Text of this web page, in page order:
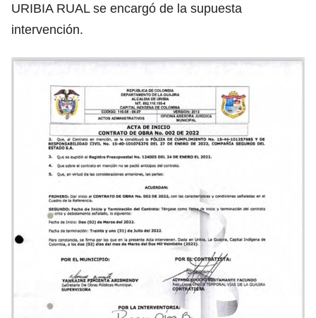
URIBIA RUAL se encargó de la supuesta
intervención.